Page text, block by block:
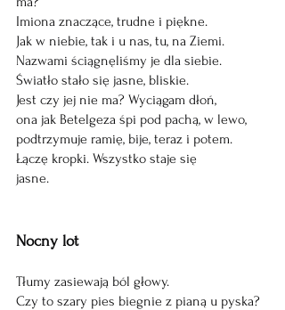
Imiona znaczące, trudne i piękne.
Jak w niebie, tak i u nas, tu, na Ziemi.
Nazwami ściągnęliśmy je dla siebie.
Światło stało się jasne, bliskie.
Jest czy jej nie ma? Wyciągam dłoń,
ona jak Betelgeza śpi pod pachą, w lewo,
podtrzymuje ramię, bije, teraz i potem.
Łączę kropki. Wszystko staje się
jasne.
Nocny lot
Tłumy zasiewają ból głowy.
Czy to szary pies biegnie z pianą u pyska?